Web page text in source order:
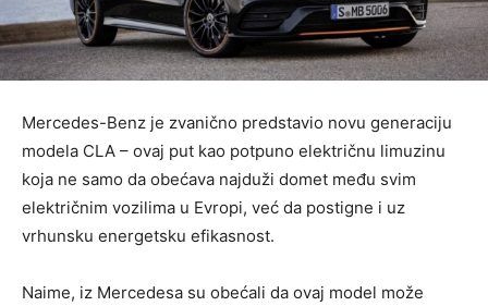
Mercedes-Benz je zvanično predstavio novu generaciju
modela CLA – ovaj put kao potpuno električnu limuzinu
koja ne samo da obećava najduži domet među svim
električnim vozilima u Evropi, već da postigne i uz
vrhunsku energetsku efikasnost.
Naime, iz Mercedesa su obećali da ovaj model može